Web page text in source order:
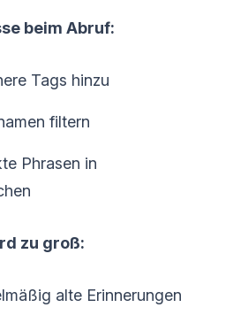
beim Abruf:
Tags hinzu
filtern
Phrasen in
zu groß:
alte Erinnerungen